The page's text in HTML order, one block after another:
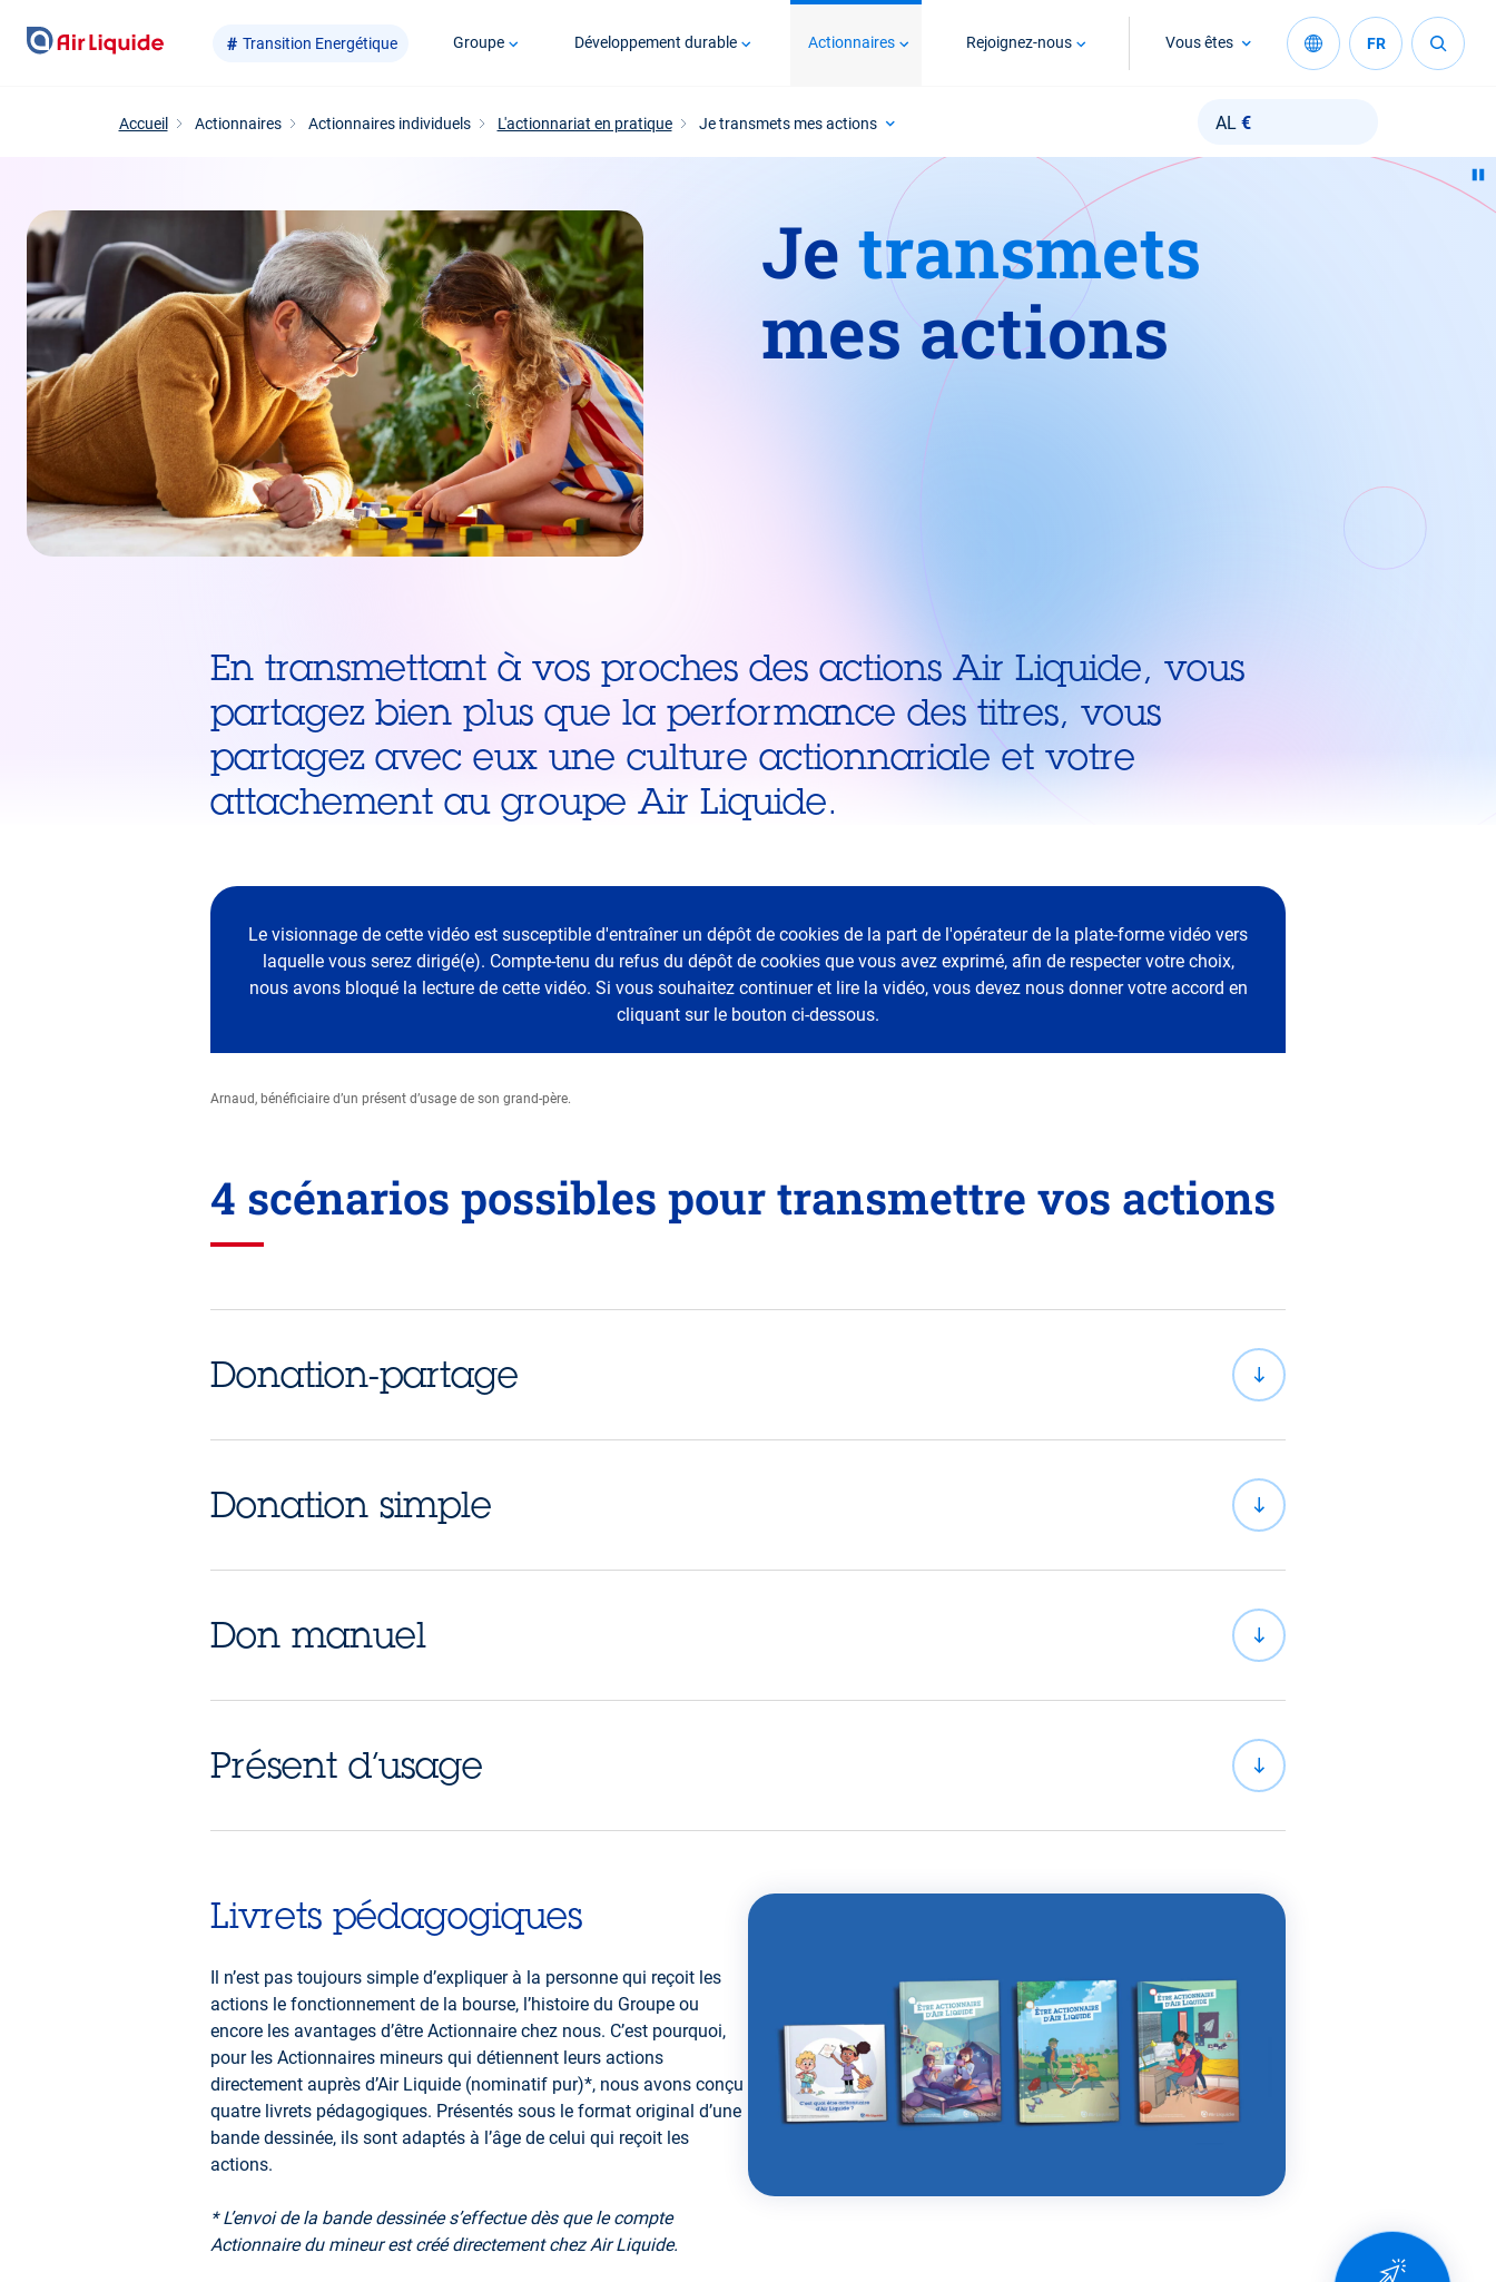
Aller
Transition Energétique Groupe Développement durable Actionnaires Rejoignez-nous Vous êtes FR
Accueil Actionnaires Actionnaires individuels L'actionnariat en pratique Je transmets mes actions AL €
Je transmets
mes actions
En transmettant à vos proches des actions Air Liquide, vous
partagez bien plus que la performance des titres, vous
partagez avec eux une culture actionnariale et votre
attachement au groupe Air Liquide.
Le visionnage de cette vidéo est susceptible d'entraîner un dépôt de cookies de la part de l'opérateur de la plate-forme vidéo vers
laquelle vous serez dirigé(e). Compte-tenu du refus du dépôt de cookies que vous avez exprimé, afin de respecter votre choix,
nous avons bloqué la lecture de cette vidéo. Si vous souhaitez continuer et lire la vidéo, vous devez nous donner votre accord en
cliquant sur le bouton ci-dessous.
Arnaud, bénéficiaire d’un présent d’usage de son grand-père.
4 scénarios possibles pour transmettre vos actions
Donation-partage
Donation simple
Don manuel
Espace Actionnaire page de contact
Présent d’usage
Télécharger
PDF 203.85 Ko
Livrets pédagogiques
Il n’est pas toujours simple d’expliquer à la personne qui reçoit les
actions le fonctionnement de la bourse, l’histoire du Groupe ou
encore les avantages d’être Actionnaire chez nous. C’est pourquoi,
pour les Actionnaires mineurs qui détiennent leurs actions
directement auprès d’Air Liquide (nominatif pur)*, nous avons conçu
quatre livrets pédagogiques. Présentés sous le format original d’une
bande dessinée, ils sont adaptés à l’âge de celui qui reçoit les
actions.
* L’envoi de la bande dessinée s’effectue dès que le compte
Actionnaire du mineur est créé directement chez Air Liquide.